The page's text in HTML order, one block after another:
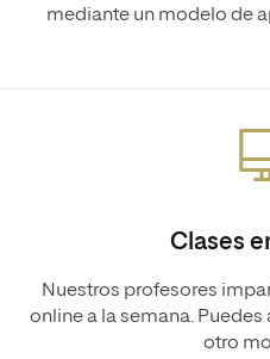
mediante un modelo de
Clases
Nuestros profesores
online a la semana.
otro